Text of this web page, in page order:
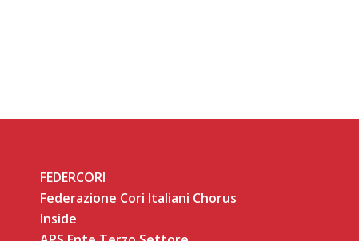
FEDERCORI
Federazione Cori Italiani Chorus
Inside